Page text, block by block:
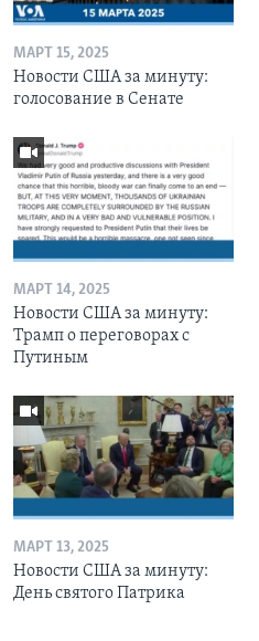
МАРТ 15, 2025
Новости США за минуту:
голосование в Сенате
МАРТ 14, 2025
Новости США за минуту:
Трамп о переговорах с
Путиным
МАРТ 13, 2025
Новости США за минуту:
День святого Патрика